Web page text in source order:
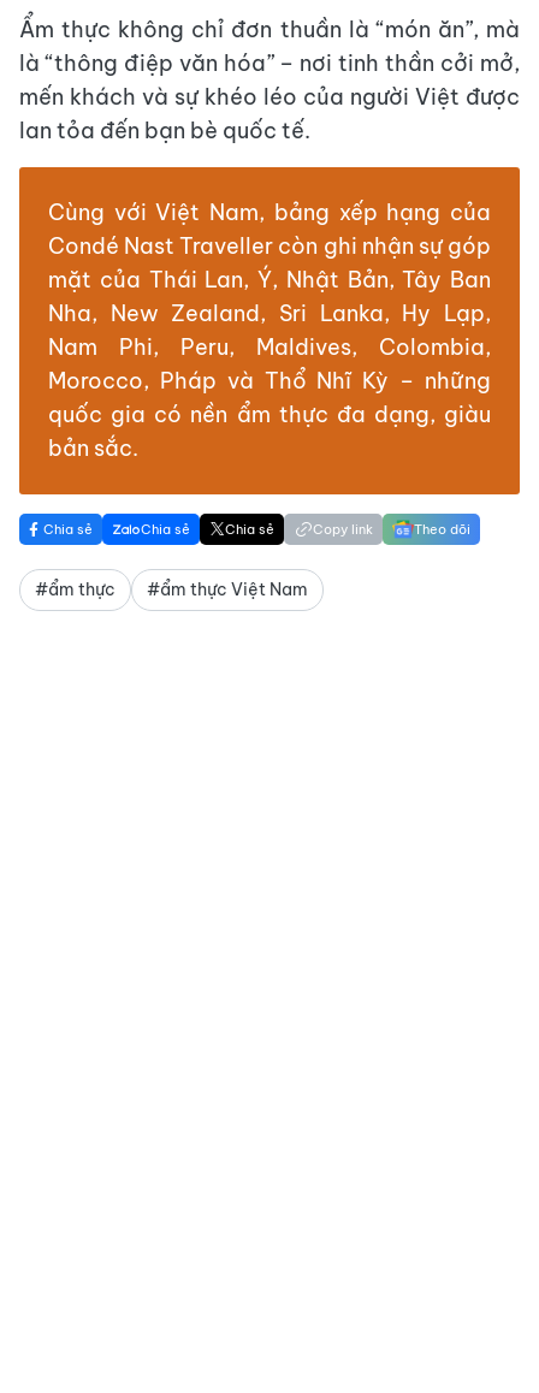
Ẩm thực không chỉ đơn thuần là “món ăn”, mà
là “thông điệp văn hóa” – nơi tinh thần cởi mở,
mến khách và sự khéo léo của người Việt được
lan tỏa đến bạn bè quốc tế.
Cùng với Việt Nam, bảng xếp hạng của
Condé Nast Traveller còn ghi nhận sự góp
mặt của Thái Lan, Ý, Nhật Bản, Tây Ban
Nha, New Zealand, Sri Lanka, Hy Lạp,
Nam Phi, Peru, Maldives, Colombia,
Morocco, Pháp và Thổ Nhĩ Kỳ – những
quốc gia có nền ẩm thực đa dạng, giàu
bản sắc.
Chia sẻ Chia sẻ Chia sẻ Copy link Theo dõi
#ẩm thực #ẩm thực Việt Nam